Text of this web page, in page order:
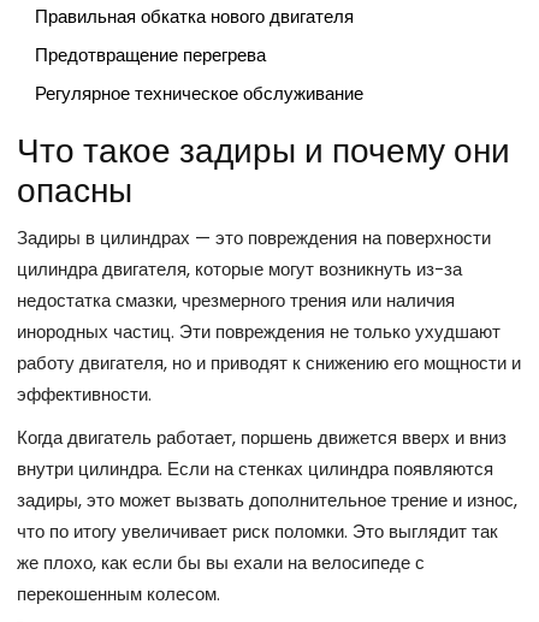
Правильная обкатка нового двигателя
Предотвращение перегрева
Регулярное техническое обслуживание
Что такое задиры и почему они
опасны
Задиры в цилиндрах — это повреждения на поверхности
цилиндра двигателя, которые могут возникнуть из-за
недостатка смазки, чрезмерного трения или наличия
инородных частиц. Эти повреждения не только ухудшают
работу двигателя, но и приводят к снижению его мощности и
эффективности.
Когда двигатель работает, поршень движется вверх и вниз
внутри цилиндра. Если на стенках цилиндра появляются
задиры, это может вызвать дополнительное трение и износ,
что по итогу увеличивает риск поломки. Это выглядит так
же плохо, как если бы вы ехали на велосипеде с
перекошенным колесом.